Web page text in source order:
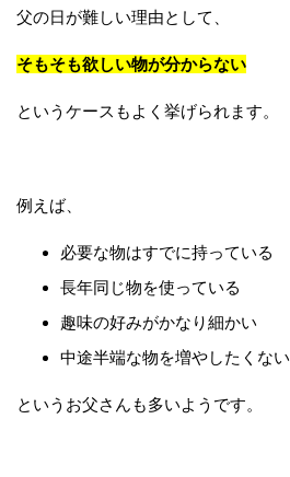
父の日が難しい理由として、
そもそも欲しい物が分からない
というケースもよく挙げられます。
例えば、
必要な物はすでに持っている
長年同じ物を使っている
趣味の好みがかなり細かい
中途半端な物を増やしたくない
というお父さんも多いようです。